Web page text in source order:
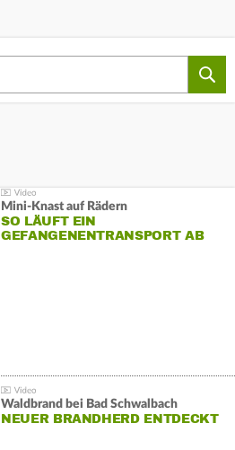
Mini-Knast auf Rädern
SO LÄUFT EIN
GEFANGENENTRANSPORT AB
Waldbrand bei Bad Schwalbach
NEUER BRANDHERD ENTDECKT